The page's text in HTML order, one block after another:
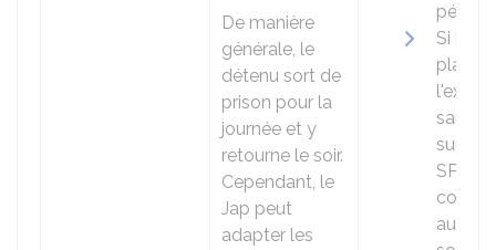
De manière
générale, le
détenu sort de
prison pour la
journée et y
retourne le soir.
Cependant, le
Jap peut
adapter les
Si le
sans la
SPIP, le